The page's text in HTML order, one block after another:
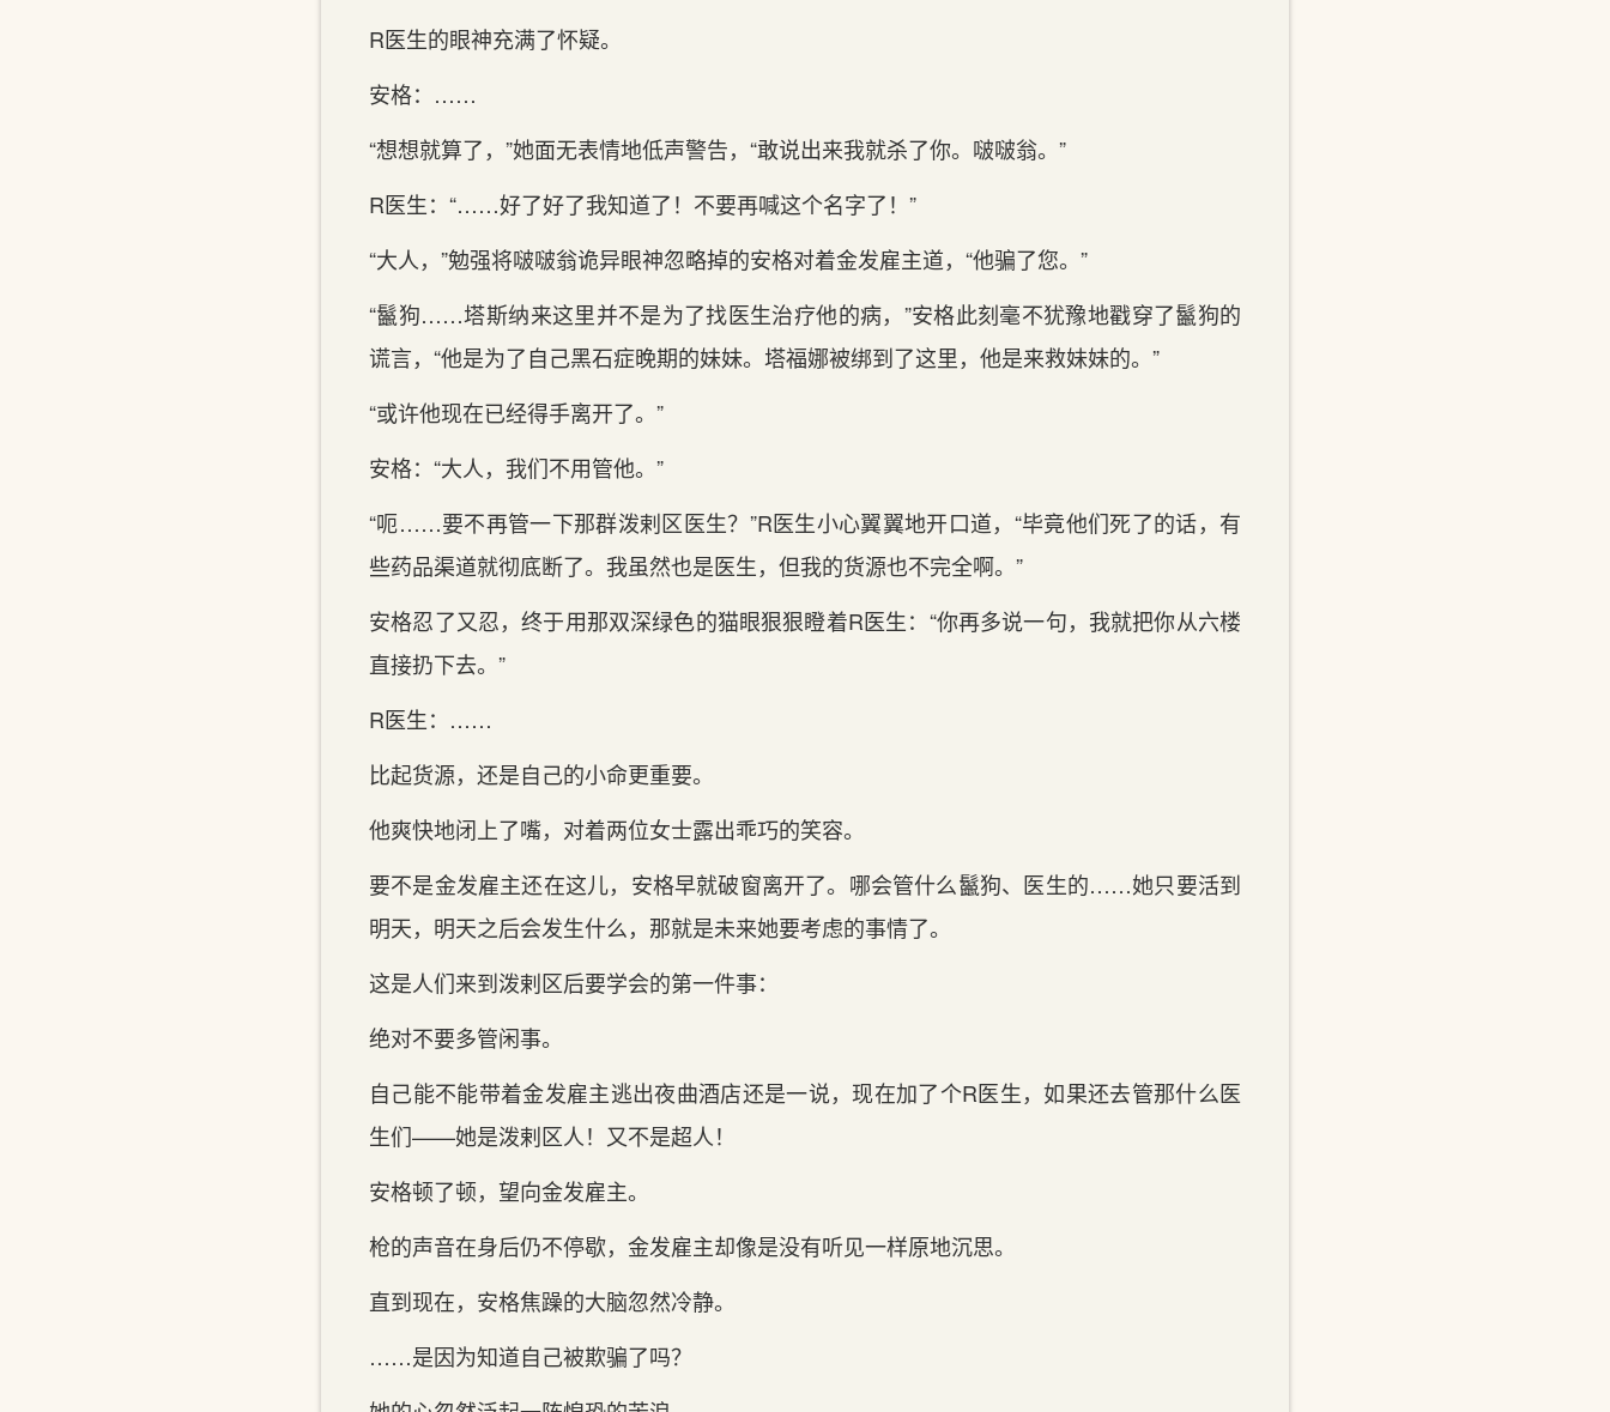
R医生的眼神充满了怀疑。
安格：……
“想想就算了，”她面无表情地低声警告，“敢说出来我就杀了你。啵啵翁。”
R医生：“……好了好了我知道了！不要再喊这个名字了！”
“大人，”勉强将啵啵翁诡异眼神忽略掉的安格对着金发雇主道，“他骗了您。”
“鬣狗……塔斯纳来这里并不是为了找医生治疗他的病，”安格此刻毫不犹豫地戳穿了鬣狗的
谎言，“他是为了自己黑石症晚期的妹妹。塔福娜被绑到了这里，他是来救妹妹的。”
“或许他现在已经得手离开了。”
安格：“大人，我们不用管他。”
“呃……要不再管一下那群泼剌区医生？”R医生小心翼翼地开口道，“毕竟他们死了的话，有
些药品渠道就彻底断了。我虽然也是医生，但我的货源也不完全啊。”
安格忍了又忍，终于用那双深绿色的猫眼狠狠瞪着R医生：“你再多说一句，我就把你从六楼
直接扔下去。”
R医生：……
比起货源，还是自己的小命更重要。
他爽快地闭上了嘴，对着两位女士露出乖巧的笑容。
要不是金发雇主还在这儿，安格早就破窗离开了。哪会管什么鬣狗、医生的……她只要活到
明天，明天之后会发生什么，那就是未来她要考虑的事情了。
这是人们来到泼剌区后要学会的第一件事：
绝对不要多管闲事。
自己能不能带着金发雇主逃出夜曲酒店还是一说，现在加了个R医生，如果还去管那什么医
生们——她是泼剌区人！又不是超人！
安格顿了顿，望向金发雇主。
枪的声音在身后仍不停歇，金发雇主却像是没有听见一样原地沉思。
直到现在，安格焦躁的大脑忽然冷静。
……是因为知道自己被欺骗了吗？